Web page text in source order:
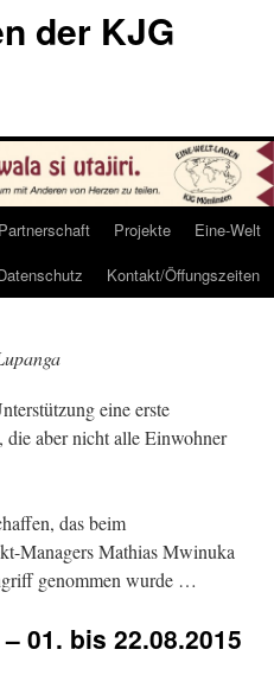
der KJG
Partnerschaft Projekte
Eine-Welt
Kontakt/Öffungszeiten
eine erste
die aber nicht alle Einwohner
das beim
Managers Mathias Mwinuka
genommen wurde …
01. bis 22.08.2015